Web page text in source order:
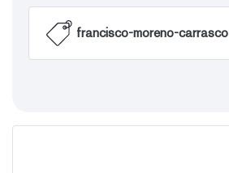
francisco-moreno-carrasco